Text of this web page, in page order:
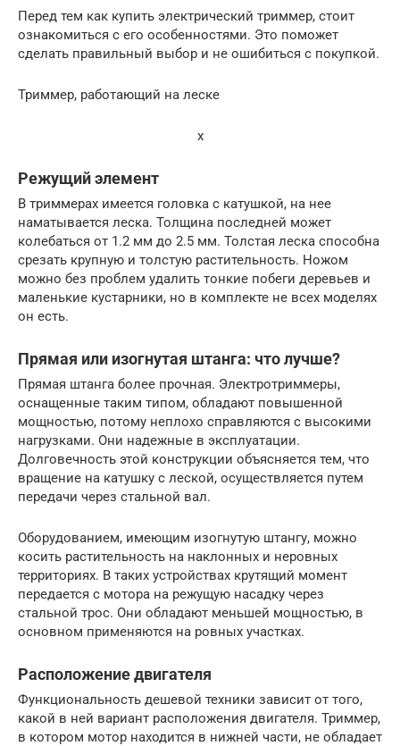
Перед тем как купить электрический триммер, стоит
ознакомиться с его особенностями. Это поможет
сделать правильный выбор и не ошибиться с покупкой.
Триммер, работающий на леске
x
Режущий элемент
В триммерах имеется головка с катушкой, на нее
наматывается леска. Толщина последней может
колебаться от 1.2 мм до 2.5 мм. Толстая леска способна
срезать крупную и толстую растительность. Ножом
можно без проблем удалить тонкие побеги деревьев и
маленькие кустарники, но в комплекте не всех моделях
он есть.
Прямая или изогнутая штанга: что лучше?
Прямая штанга более прочная. Электротриммеры,
оснащенные таким типом, обладают повышенной
мощностью, потому неплохо справляются с высокими
нагрузками. Они надежные в эксплуатации.
Долговечность этой конструкции объясняется тем, что
вращение на катушку с леской, осуществляется путем
передачи через стальной вал.
Оборудованием, имеющим изогнутую штангу, можно
косить растительность на наклонных и неровных
территориях. В таких устройствах крутящий момент
передается с мотора на режущую насадку через
стальной трос. Они обладают меньшей мощностью, в
основном применяются на ровных участках.
Расположение двигателя
Функциональность дешевой техники зависит от того,
какой в ней вариант расположения двигателя. Триммер,
в котором мотор находится в нижней части, не обладает